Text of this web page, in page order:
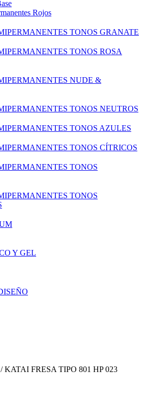
Rojos
TONOS GRANATE
TONOS ROSA
NUDE &
TONOS NEUTROS
TONOS AZULES
TONOS CÍTRICOS
TONOS
TONOS
Y GEL
/ KATAI FRESA TIPO 801 HP 023